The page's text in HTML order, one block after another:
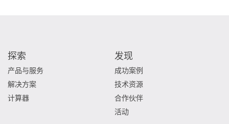
探索
产品与服务
解决方案
计算器
发现
成功案例
技术资源
合作伙伴
活动